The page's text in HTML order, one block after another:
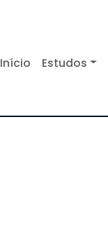
Início Estudos